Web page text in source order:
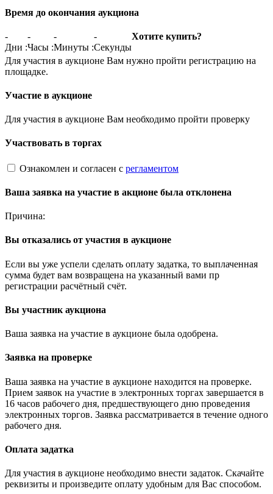
Время до окончания аукциона
-
Дни :
-
Часы :
-
Минуты :
-
Секунды
Хотите купить?
Для участия в аукционе Вам нужно пройти регистрацию на
площадке.
Участие в аукционе
Для участия в аукционе Вам необходимо пройти проверку
Участвовать в торгах
Ознакомлен и согласен с регламентом
Ваша заявка на участие в акционе была отклонена
Причина:
Вы отказались от участия в аукционе
Если вы уже успели сделать оплату задатка, то выплаченная
сумма будет вам возвращена на указанный вами пр
регистрации расчётный счёт.
Вы участник аукциона
Ваша заявка на участие в аукционе была одобрена.
Заявка на проверке
Ваша заявка на участие в аукционе находится на проверке.
Прием заявок на участие в электронных торгах завершается в
16 часов рабочего дня, предшествующего дню проведения
электронных торгов. Заявка рассматривается в течение одного
рабочего дня.
Оплата задатка
Для участия в аукционе необходимо внести задаток. Скачайте
реквизиты и произведите оплату удобным для Вас способом.